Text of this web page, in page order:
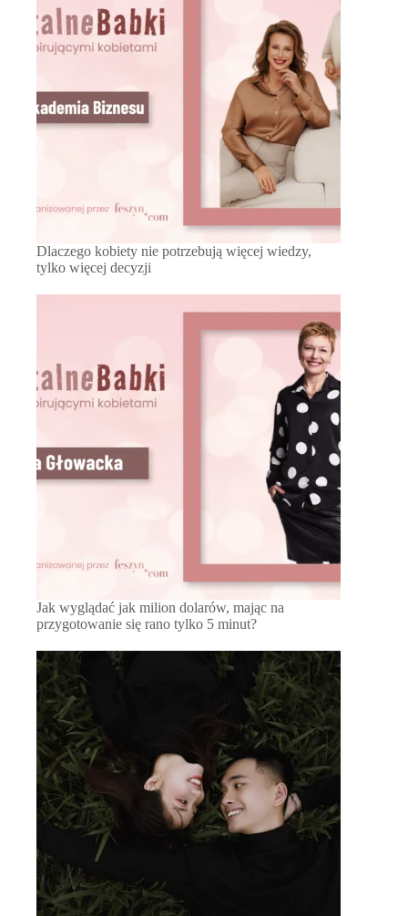
Dlaczego kobiety nie potrzebują więcej wiedzy,
tylko więcej decyzji
Jak wyglądać jak milion dolarów, mając na
przygotowanie się rano tylko 5 minut?